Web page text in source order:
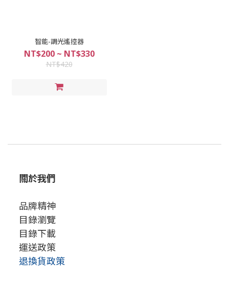
智能-調光遙控器
NT$200 ~ NT$330
NT$420
關於我們
品牌精神
目錄瀏覽
目錄下載
運送政策
退換貨政策